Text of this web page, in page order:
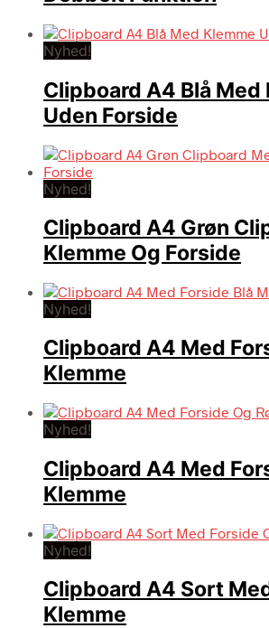
Nyhed!
Clipboard A4 Blå Med
Uden Forside
Nyhed!
Clipboard A4 Grøn
Klemme Og Forside
Nyhed!
Clipboard A4 Med
Klemme
Nyhed!
Clipboard A4 Med
Klemme
Nyhed!
Clipboard A4 Sort
Klemme